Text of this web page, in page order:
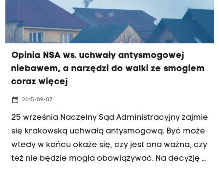
Opinia NSA ws. uchwały antysmogowej
niebawem, a narzędzi do walki ze smogiem
coraz więcej
date_range 2015-09-07
25 września Naczelny Sąd Administracyjny zajmie
się krakowską uchwałą antysmogową. Być może
wtedy w końcu okaże się, czy jest ona ważna, czy
też nie będzie mogła obowiązywać. Na decyzję z